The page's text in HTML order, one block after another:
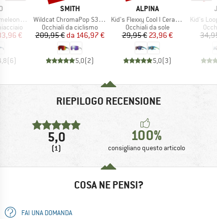
S2-4
ridotto
€
(6)
MARCHIO
SMITH
Articolo
Wildcat ChromaPop S3 (VLT 15%) + S0 (VLT 90%)
Gruppo di prodotti
Occhiali da ciclismo
Prezzo
209,95 € Prezzo ridotto
da 146,97 €
5,0(2)
MARCHIO
ALPINA
Articolo
Kid's Flexxy Cool I Ceramic Mirror Cat 3
Gruppo di prodotti
Occhiali da sole
Prezzo
29,95 €Prezzo ridotto
23,96 €
5,0(3)
Articolo
Kid's
RIEPILOGO RECENSIONE
5,0
(1)
100%
consigliano questo articolo
COSA NE PENSI?
FAI UNA DOMANDA